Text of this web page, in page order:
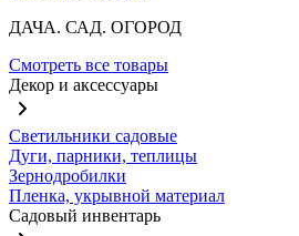
ДАЧА. САД. ОГОРОД
Смотреть все товары
Декор и аксессуары
Светильники садовые
Дуги, парники, теплицы
Зернодробилки
Пленка, укрывной материал
Садовый инвентарь